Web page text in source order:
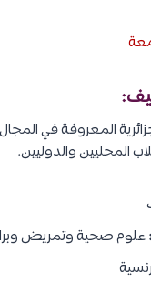
المعروفة في
المحليين والدوليين.
علوم صحية وتمريض